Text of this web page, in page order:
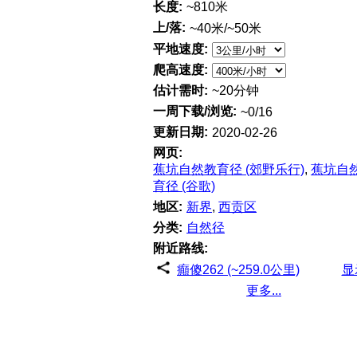
长度: ~810米
上/落: ~40米/~50米
平地速度:
爬高速度:
估计需时: ~20分钟
一周下载/浏览: ~0/16
更新日期: 2020-02-26
网页:
蕉坑自然教育径 (郊野乐行), 蕉坑自
育径 (谷歌)
地区: 新界, 西贡区
分类: 自然径
附近路线:
癲傻262 (~259.0公里)
更多...